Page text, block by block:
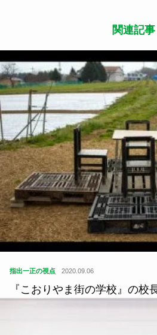
関連記事
指出一正の視点 2020.09.06
『こおりやま街の学校』の校